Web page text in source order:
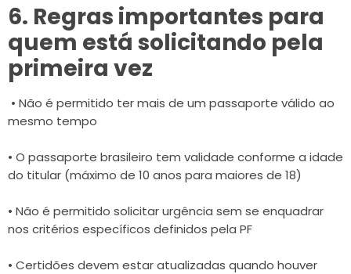
6. Regras importantes para
quem está solicitando pela
primeira vez
• Não é permitido ter mais de um passaporte válido ao
mesmo tempo
• O passaporte brasileiro tem validade conforme a idade
do titular (máximo de 10 anos para maiores de 18)
• Não é permitido solicitar urgência sem se enquadrar
nos critérios específicos definidos pela PF
• Certidões devem estar atualizadas quando houver